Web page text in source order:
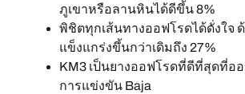
ภูเขาหรือลานหินได้ดีขึ้น 8%
พิชิตทุกเส้นทางออฟโรดได้ดั่งใจ
แข็งแกร่งขึ้นกว่าเดิมถึง 27%
KM3 เป็นยางออฟโรดที่ดีที่สุดที่อ
การแข่งขัน Baja